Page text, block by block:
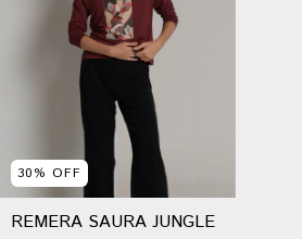
30% OFF
REMERA SAURA JUNGLE